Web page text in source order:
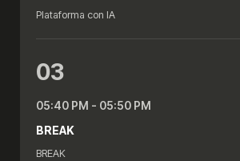
Plataforma con IA
03
05:40 PM - 05:50 PM
BREAK
BREAK